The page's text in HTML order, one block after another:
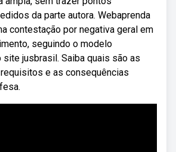
da parte autora. Webaprenda
contestação por negativa geral em
seguindo o modelo
jusbrasil. Saiba quais são as
e as consequências